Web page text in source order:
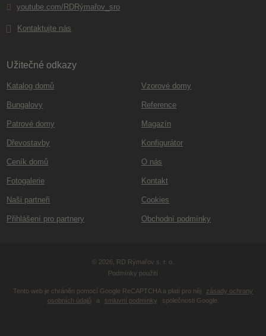
youtube.com/RDRýmařov_sro
Kontaktujte nás
Užitečné odkazy
Katalog domů
Bungalovy
Patrové domy
Dřevostavby
Ceník domů
Fotogalerie
Naši partneři
Přihlášení pro partnery
Vzorové domy
Reference
Magazín
Konfigurátor
O nás
Kontakt
Cookies
Obchodní podmínky
© 2026, RD Rýmařov s. r. o.
Podmínky použití
Tento web je chráněn pomocí Google ReCAPTCHA a platí pro něj
zásady ochrany
osobních údajů
a smluvní podmínky společnosti Google.